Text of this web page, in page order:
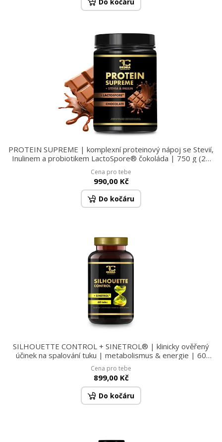
PROTEIN SUPREME | komplexní proteinový nápoj se Stevií,
Inulinem a probiotikem LactoSpore® čokoláda | 750 g (25
dávek)
Cena pro tebe
990,00 Kč
Do kočáru
SILHOUETTE CONTROL + SINETROL® | klinicky ověřený
účinek na spalování tuku | metabolismus & energie | 60
kapslí
Cena pro tebe
899,00 Kč
Do kočáru